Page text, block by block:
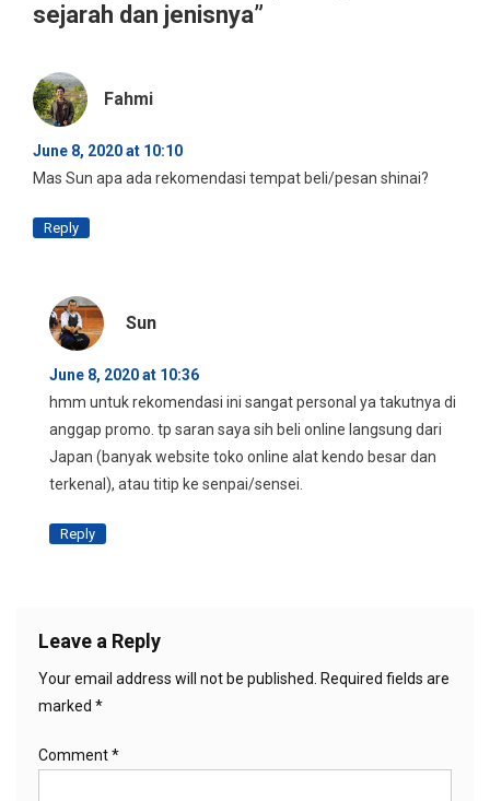
sejarah dan jenisnya”
Fahmi
June 8, 2020 at 10:10
Mas Sun apa ada rekomendasi tempat beli/pesan shinai?
Reply
Sun
June 8, 2020 at 10:36
hmm untuk rekomendasi ini sangat personal ya takutnya di
anggap promo. tp saran saya sih beli online langsung dari
Japan (banyak website toko online alat kendo besar dan
terkenal), atau titip ke senpai/sensei.
Reply
Leave a Reply
Your email address will not be published. Required fields are
marked *
Comment*